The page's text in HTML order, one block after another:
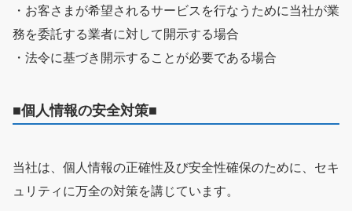
・お客さまが希望されるサービスを行なうために当社が業
務を委託する業者に対して開示する場合
・法令に基づき開示することが必要である場合
■個人情報の安全対策■
当社は、個人情報の正確性及び安全性確保のために、セキ
ュリティに万全の対策を講じています。